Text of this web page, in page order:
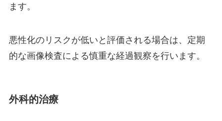
ます。
悪性化のリスクが低いと評価される場合は、定期
的な画像検査による慎重な経過観察を行います。
外科的治療